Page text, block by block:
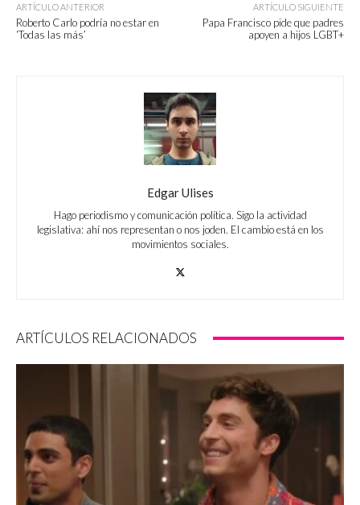
ARTÍCULO ANTERIOR
Roberto Carlo podría no estar en
‘Todas las más’
ARTÍCULO SIGUIENTE
Papa Francisco pide que padres
apoyen a hijos LGBT+
Edgar Ulises
Hago periodismo y comunicación política. Sigo la actividad
legislativa: ahí nos representan o nos joden. El cambio está en los
movimientos sociales.
ARTÍCULOS RELACIONADOS